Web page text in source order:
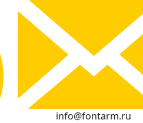
info@fontarm.ru